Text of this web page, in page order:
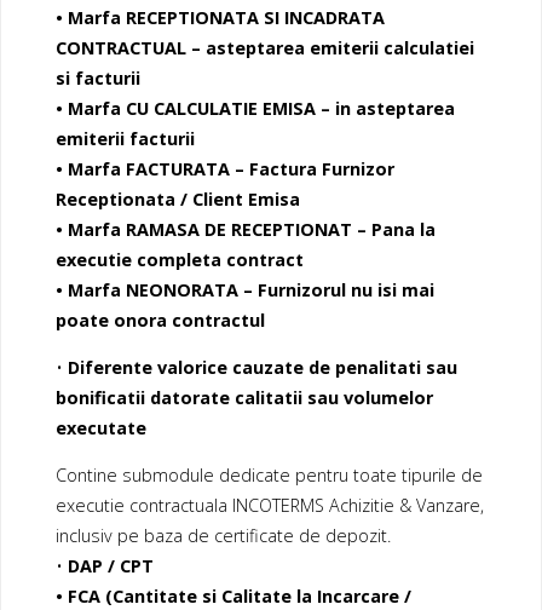
• Marfa RECEPTIONATA SI INCADRATA
CONTRACTUAL – asteptarea emiterii calculatiei
si facturii
• Marfa CU CALCULATIE EMISA – in asteptarea
emiterii facturii
• Marfa FACTURATA – Factura Furnizor
Receptionata / Client Emisa
• Marfa RAMASA DE RECEPTIONAT – Pana la
executie completa contract
• Marfa NEONORATA – Furnizorul nu isi mai
poate onora contractul
• Diferente valorice cauzate de penalitati sau
bonificatii datorate calitatii sau volumelor
executate
Contine submodule dedicate pentru toate tipurile de
executie contractuala INCOTERMS Achizitie & Vanzare,
inclusiv pe baza de certificate de depozit.
• DAP / CPT
• FCA (Cantitate si Calitate la Incarcare /